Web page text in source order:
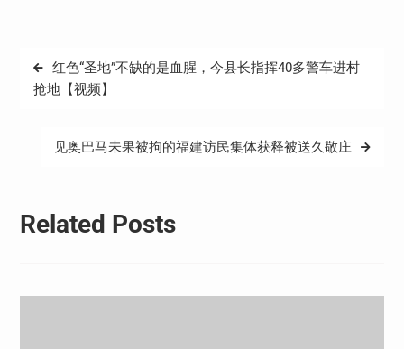
文
章
红色“圣地”不缺的是血腥，今县长指挥40多警车进村
抢地【视频】
见奥巴马未果被拘的福建访民集体获释被送久敬庄
Related Posts